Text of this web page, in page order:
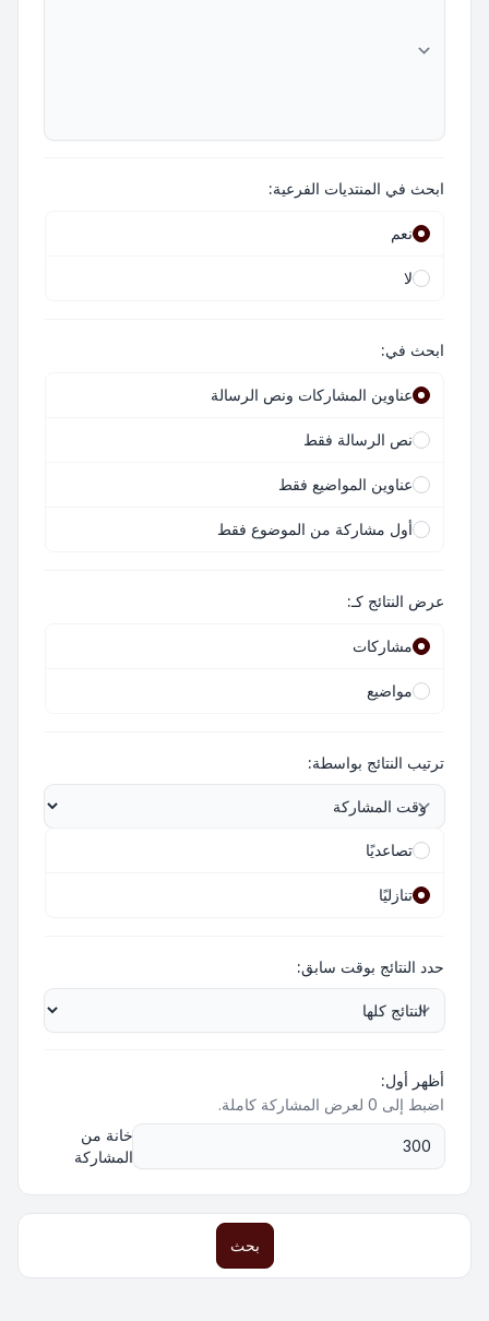
ابحث في المنتديات الفرعية:
نعم
لا
ابحث في:
عناوين المشاركات ونص الرسالة
نص الرسالة فقط
عناوين المواضيع فقط
أول مشاركة من الموضوع فقط
عرض النتائج كـ:
مشاركات
مواضيع
ترتيب النتائج بواسطة:
تصاعديًا
تنازليًا
حدد النتائج بوقت سابق:
أظهر أول:
اضبط إلى 0 لعرض المشاركة كاملة.
خانة من
المشاركة
بحث